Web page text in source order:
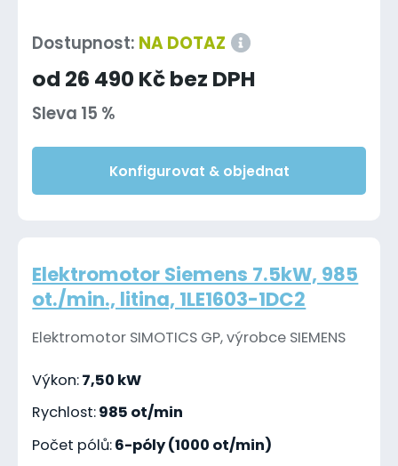
Dostupnost: NA DOTAZ
od 26 490 Kč bez DPH
Sleva 15 %
Konfigurovat & objednat
Elektromotor Siemens 7.5kW, 985
ot./min., litina, 1LE1603-1DC2
Elektromotor SIMOTICS GP, výrobce SIEMENS
Výkon:7,50 kW
Rychlost:985 ot/min
Počet pólů:6-póly (1000 ot/min)